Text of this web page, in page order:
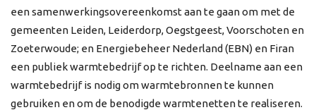
een samenwerkingsovereenkomst aan te gaan om met de
gemeenten Leiden, Leiderdorp, Oegstgeest, Voorschoten en
Zoeterwoude; en Energiebeheer Nederland (EBN) en Firan
een publiek warmtebedrijf op te richten. Deelname aan een
warmtebedrijf is nodig om warmtebronnen te kunnen
gebruiken en om de benodigde warmtenetten te realiseren.